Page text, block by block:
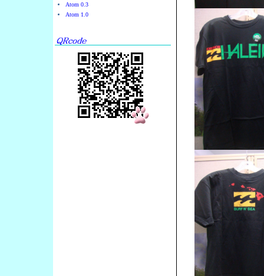
Atom 0.3
Atom 1.0